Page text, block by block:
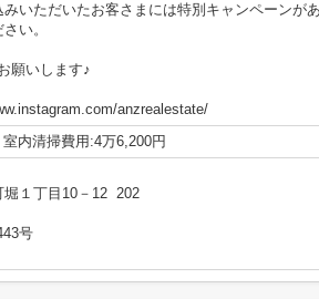
みいただいたお客さまには特別キャンペーンが
い。
願いします♪
anzrealestate/
内清掃費用:4万6,200円
堀１丁目10－12 202
号